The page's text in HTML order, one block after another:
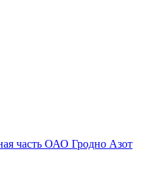
часть ОАО Гродно Азот